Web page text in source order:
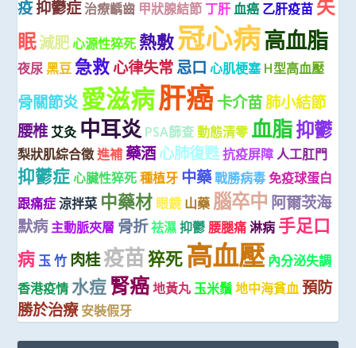
疫抑鬱症治療齲齒 甲狀腺結節 丁肝 血癌 乙肝疫苗 失
眠減肥心源性猝死 熱敷冠心病高血脂
夜尿 黑豆 急救心律失常忌口 心肌梗塞 H型高血壓
骨關節炎愛滋病肝癌卡介苗肺小結節
腰椎艾灸 中耳炎 PSA篩查 動態清零 血脂抑鬱
梨狀肌綜合徵進補 藥酒心肺復甦抗疫屏障 人工肛門
抑鬱症 心臟性猝死 種植牙 中藥 戰勝病毒 免疫球蛋白
跟痛症 涼拌菜 中藥材 眼鏡 山藥 腦卒中 阿爾茨海
默病主動脈夾層 骨折祛濕 抑鬱 腰腿痛 淋病 手足口
病 玉 竹 肉桂疫苗猝死 高血壓 內分泌失調
香港疫情 水痘 腎癌 地黃丸 玉米鬚 地中海貧血 預防
勝於治療 安裝假牙